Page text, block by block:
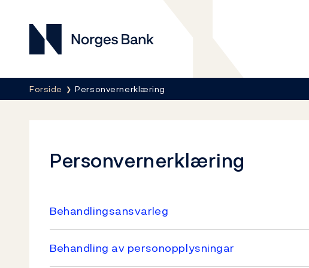
Norges Bank
Her er du nå:
Forside Personvernerklæring
Personvernerklæring
Behandlingsansvarleg
Behandling av personopplysningar